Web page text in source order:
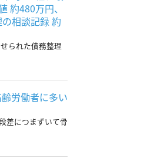
約480万円、
相談記録 約
られた債務整理
労働者に多い
差につまずいて骨